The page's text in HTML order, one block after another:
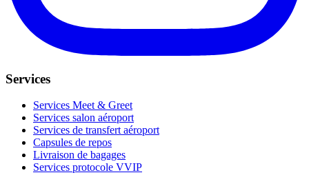
Services
Services Meet & Greet
Services salon aéroport
Services de transfert aéroport
Capsules de repos
Livraison de bagages
Services protocole VVIP